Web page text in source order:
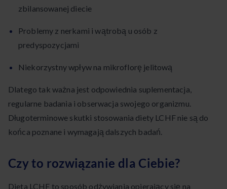
zbilansowanej diecie
Problemy z nerkami i wątrobą u osób z
predyspozycjami
Niekorzystny wpływ na mikroflorę jelitową
Dlatego tak ważna jest odpowiednia suplementacja,
regularne badania i obserwacja swojego organizmu.
Długoterminowe skutki stosowania diety LCHF nie są do
końca poznane i wymagają dalszych badań.
Czy to rozwiązanie dla Ciebie?
Dieta LCHF to sposób odżywiania opierający się na